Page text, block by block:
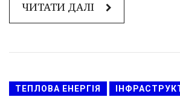
ЧИТАТИ ДАЛІ
ТЕПЛОВА ЕНЕРГІЯ